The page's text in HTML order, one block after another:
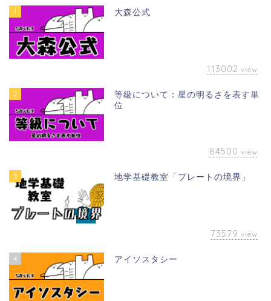
1 大森公式
113002 view
2
等級について：星の明るさを表す単
位
84500 view
3 地学基礎教室「プレートの境界」
73579 view
4 アイソスタシー